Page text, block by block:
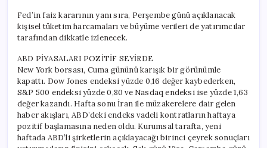
Fed’in faiz kararının yanı sıra, Perşembe günü açıklanacak
kişisel tüketim harcamaları ve büyüme verileri de yatırımcılar
tarafından dikkatle izlenecek.
ABD PİYASALARI POZİTİF SEYİRDE
New York borsası, Cuma gününü karışık bir görünümle
kapattı. Dow Jones endeksi yüzde 0,16 değer kaybederken,
S&P 500 endeksi yüzde 0,80 ve Nasdaq endeksi ise yüzde 1,63
değer kazandı. Hafta sonu İran ile müzakerelere dair gelen
haber akışları, ABD’deki endeks vadeli kontratların haftaya
pozitif başlamasına neden oldu. Kurumsal tarafta, yeni
haftada ABD’li şirketlerin açıklayacağı birinci çeyrek sonuçları